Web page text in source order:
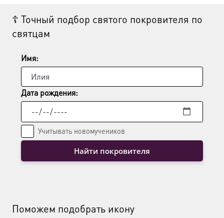
☦ Точный подбор святого покровителя по
святцам
Имя:
Дата рождения:
Учитывать новомучеников
Найти покровителя
Поможем подобрать икону